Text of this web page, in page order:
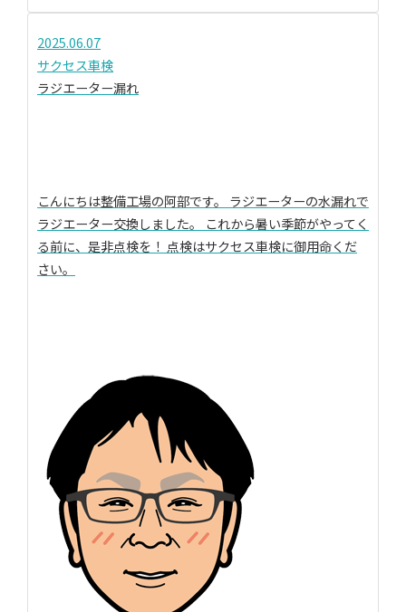
2025.06.07
サクセス車検
ラジエーター漏れ
こんにちは整備工場の阿部です。 ラジエーターの水漏れで
ラジエーター交換しました。 これから暑い季節がやってく
る前に、是非点検を！ 点検はサクセス車検に御用命くだ
さい。